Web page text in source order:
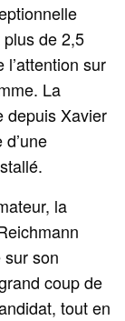
de 2,5
l’attention sur
La
depuis Xavier
la
sur son
coup de
tout en